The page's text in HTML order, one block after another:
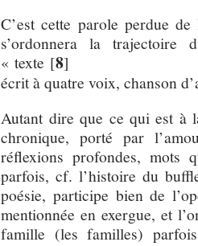
C’est cette parole perdue
s’ordonnera la
« texte [8]
écrit à quatre voix, chanson
Autant dire que ce qui est à
chronique, porté par
réflexions profondes, mots
parfois, cf. l’histoire du
poésie, participe bien de
mentionnée en exergue, et
famille (les familles) parfois